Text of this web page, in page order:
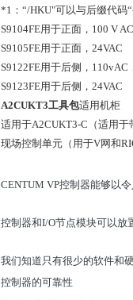
*1：“/HKU"可以与后缀代码
S9104FE用于正面，100 V
S9105FE用于正面，24VAC
S9122FE用于后侧，110vAC
S9123FE用于后侧，24VAC
A2CUKT3工具包适用机柜
适用于A2CUKT3-C（适用于
现场控制单元（用于V网和
CENTUM VP控制器能够以
控制器和I/O节点模块可以放
我们知道只有很少的软件和
控制器的可靠性